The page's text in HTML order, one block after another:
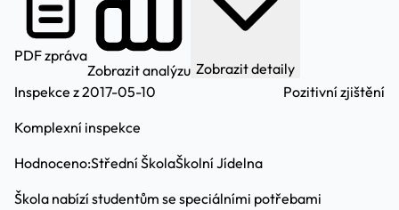
PDF zpráva
Zobrazit analýzu Zobrazit detaily
Inspekce z 2017-05-10
Komplexní inspekce
Pozitivní zjištění
Hodnoceno:Střední ŠkolaŠkolní Jídelna
Škola nabízí studentům se speciálními potřebami